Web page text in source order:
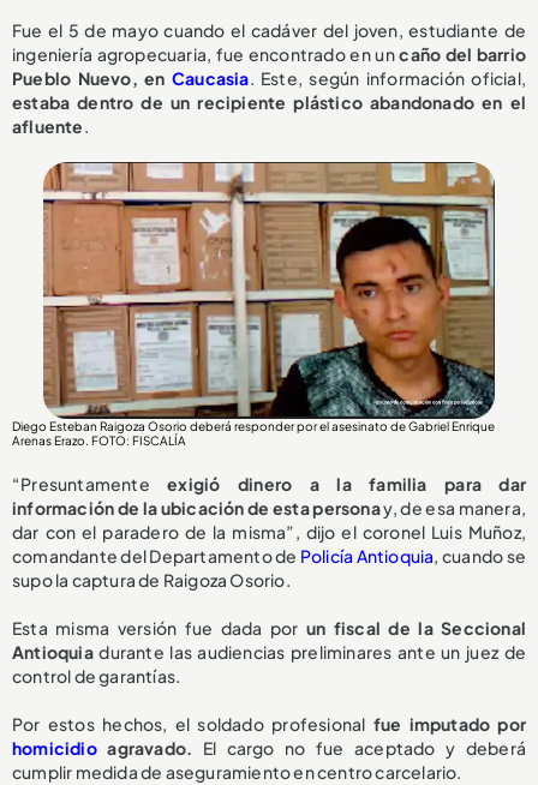
Fue el 5 de mayo cuando el cadáver del joven, estudiante de
ingeniería agropecuaria, fue encontrado en uncaño del barrio
Pueblo Nuevo, en Caucasia. Este, según información oficial,
estaba dentro de un recipiente plástico abandonado en el
afluente.
Diego Esteban Raigoza Osorio deberá responder por el asesinato de Gabriel Enrique
Arenas Erazo. FOTO: FISCALÍA
“Presuntamenteexigió dinero a la familia para dar
información de la ubicación de esta personay, de esa manera,
dar con el paradero de la misma”, dijo el coronel Luis Muñoz,
comandante del Departamento de Policía Antioquia, cuando se
supo la captura de Raigoza Osorio.
Esta misma versión fue dada por un fiscal de la Seccional
Antioquiadurante las audiencias preliminares ante un juez de
control de garantías.
Por estos hechos, el soldado profesional fue imputado por
homicidioagravado. El cargo no fue aceptado y deberá
cumplir medida de aseguramiento en centro carcelario.